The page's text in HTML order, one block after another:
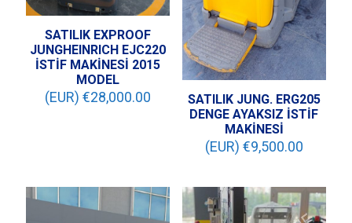
SATILIK EXPROOF
JUNGHEINRICH EJC220
İSTİF MAKİNESİ 2015
MODEL
(EUR) €28,000.00
SATILIK JUNG. ERG205
DENGE AYAKSIZ İSTİF
MAKİNESİ
(EUR) €9,500.00